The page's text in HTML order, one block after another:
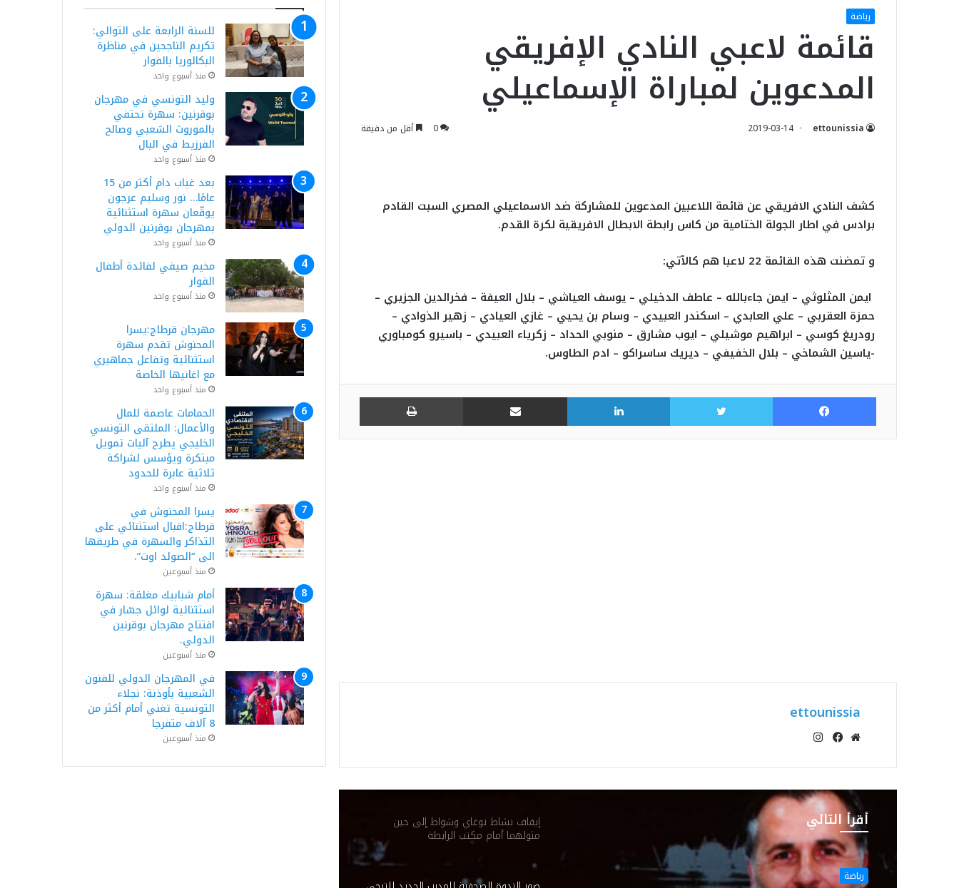
رياضة
قائمة لاعبي النادي الإفريقي
المدعوين لمباراة الإسماعيلي
ettounissia
2019-03-14
0 أقل من دقيقة
كشف النادي الافريقي عن قائمة اللاعبين المدعوين للمشاركة ضد الاسماعيلي المصري السبت القادم
برادس في اطار الجولة الختامية من كاس رابطة الابطال الافريقية لكرة القدم.
و تمضنت هذه القائمة 22 لاعبا هم كالآتي:
ايمن المثلوثي – ايمن جاءبالله – عاطف الدخيلي – يوسف العياشي – بلال العيفة – فخرالدين الجزيري –
حمزة العقربي – علي العابدي – اسكندر العبيدي – وسام بن يحيي – غازي العيادي – زهير الذوادي –
رودريغ كوسي – ابراهيم موشيلي – ايوب مشارق – منوبي الحداد – زكرياء العبيدي – باسيرو كومباوري
-ياسين الشماخي – بلال الخفيفي – ديريك ساسراكو – ادم الطاوس.
فيسبوك تويتر لينكدإن مشاركة عبر البريد طباعة
ettounissia
الويب
أقرأ التالي
رياضة
تشكيلة الترجي لحسم معركة صنداونز
إيقاف نشاط توغاي وشواط إلى حين
مثولهما أمام مكتب الرابطة
للسنة الرابعة على التوالي:
تكريم الناجحين في مناظرة
البكالوريا بالفوار
منذ أسبوع واحد
وليد التونسي في مهرجان
بوقرنين: سهرة تحتفي
بالموروث الشعبي وصالح
الفرزيط في البال
منذ أسبوع واحد
بعد غياب دام أكثر من 15
عامًا… نور وسليم عرجون
يوقّعان سهرة استثنائية
بمهرجان بوڨرنين الدولي
منذ أسبوع واحد
مخيم صيفي لفائدة أطفال
الفوار
منذ أسبوع واحد
مهرجان قرطاج:يسرا
المحنوش تقدم سهرة
استثنائية وتفاعل جماهيري
مع اغانيها الخاصة
منذ أسبوع واحد
الحمامات عاصمة للمال
والأعمال: الملتقى التونسي
الخليجي يطرح آليات تمويل
مبتكرة ويؤسس لشراكة
ثلاثية عابرة للحدود
منذ أسبوع واحد
يسرا المحنوش في
قرطاج:اقبال استثنائي على
التذاكر والسهرة في طريقها
الى “الصولد اوت”.
منذ أسبوعين
أمام شبابيك مغلقة: سهرة
استثنائية لوائل جسّار في
افتتاح مهرجان بوقرنين
الدولي.
منذ أسبوعين
في المهرجان الدولي للفنون
الشعبية بأوذنة: نجلاء
التونسية تغني أمام أكثر من
8 آلاف متفرجا
منذ أسبوعين